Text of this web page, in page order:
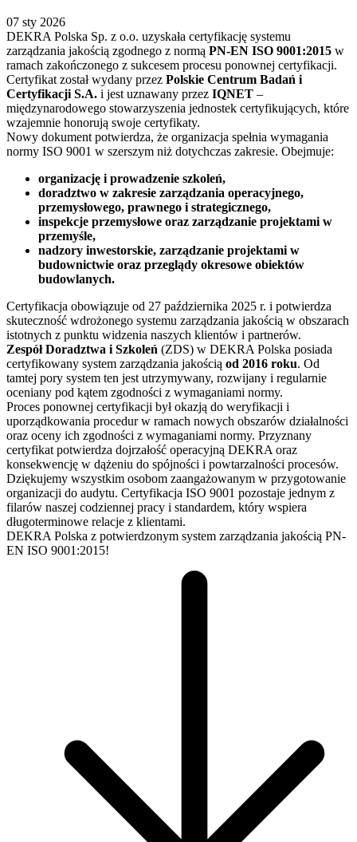
07 sty 2026
DEKRA Polska Sp. z o.o. uzyskała certyfikację systemu
zarządzania jakością zgodnego z normą PN-EN ISO 9001:2015 w
ramach zakończonego z sukcesem procesu ponownej certyfikacji.
Certyfikat został wydany przez Polskie Centrum Badań i
Certyfikacji S.A. i jest uznawany przez IQNET –
międzynarodowego stowarzyszenia jednostek certyfikujących, które
wzajemnie honorują swoje certyfikaty.
Nowy dokument potwierdza, że organizacja spełnia wymagania
normy ISO 9001 w szerszym niż dotychczas zakresie. Obejmuje:
organizację i prowadzenie szkoleń,
doradztwo w zakresie zarządzania operacyjnego,
przemysłowego, prawnego i strategicznego,
inspekcje przemysłowe oraz zarządzanie projektami w
przemyśle,
nadzory inwestorskie, zarządzanie projektami w
budownictwie oraz przeglądy okresowe obiektów
budowlanych.
Certyfikacja obowiązuje od 27 października 2025 r. i potwierdza
skuteczność wdrożonego systemu zarządzania jakością w obszarach
istotnych z punktu widzenia naszych klientów i partnerów.
Zespół Doradztwa i Szkoleń (ZDS) w DEKRA Polska posiada
certyfikowany system zarządzania jakością od 2016 roku. Od
tamtej pory system ten jest utrzymywany, rozwijany i regularnie
oceniany pod kątem zgodności z wymaganiami normy.
Proces ponownej certyfikacji był okazją do weryfikacji i
uporządkowania procedur w ramach nowych obszarów działalności
oraz oceny ich zgodności z wymaganiami normy. Przyznany
certyfikat potwierdza dojrzałość operacyjną DEKRA oraz
konsekwencję w dążeniu do spójności i powtarzalności procesów.
Dziękujemy wszystkim osobom zaangażowanym w przygotowanie
organizacji do audytu. Certyfikacja ISO 9001 pozostaje jednym z
filarów naszej codziennej pracy i standardem, który wspiera
długoterminowe relacje z klientami.
DEKRA Polska z potwierdzonym system zarządzania jakością PN-
EN ISO 9001:2015!